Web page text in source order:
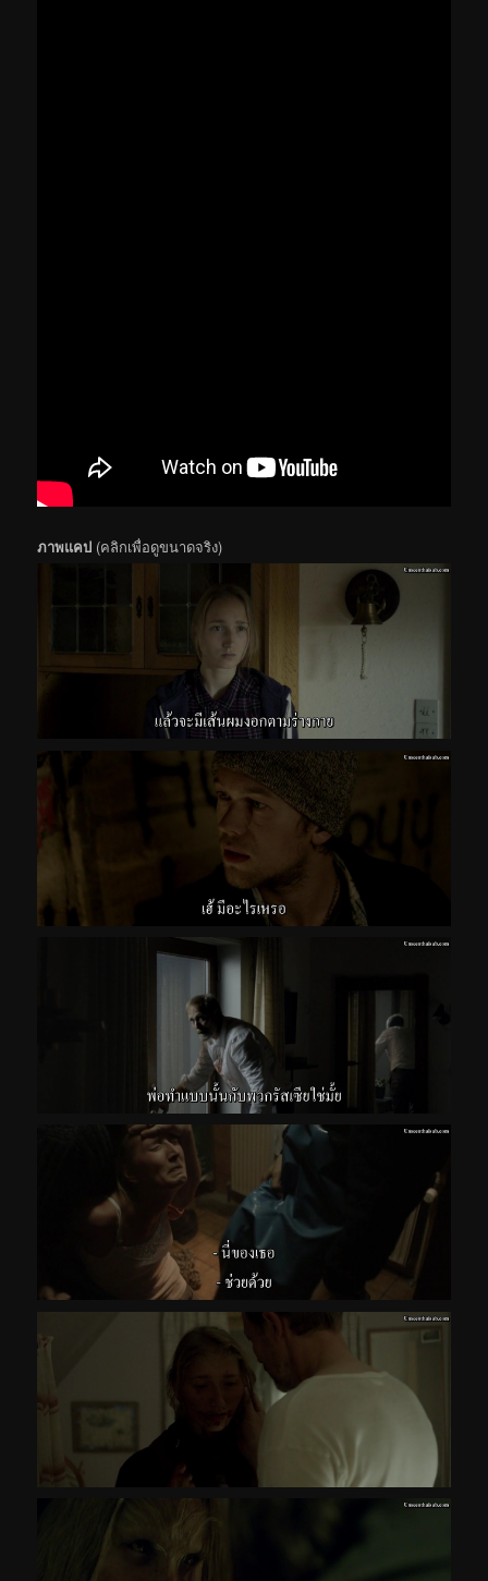
ภาพแคป (คลิกเพื่อดูขนาดจริง)